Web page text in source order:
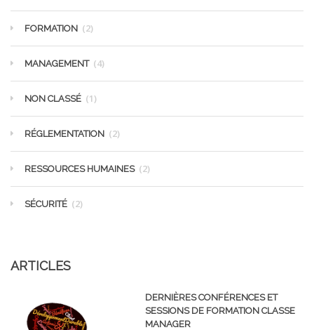
FORMATION (2)
MANAGEMENT (4)
NON CLASSÉ (1)
RÉGLEMENTATION (2)
RESSOURCES HUMAINES (2)
SÉCURITÉ (2)
ARTICLES
DERNIÈRES CONFÉRENCES ET
SESSIONS DE FORMATION CLASSE
MANAGER